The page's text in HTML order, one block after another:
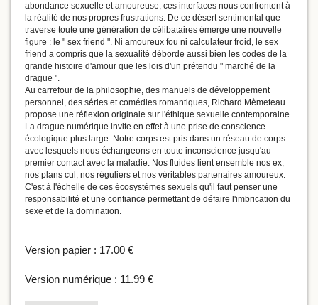
abondance sexuelle et amoureuse, ces interfaces nous confrontent à
la réalité de nos propres frustrations. De ce désert sentimental que
traverse toute une génération de célibataires émerge une nouvelle
figure : le " sex friend ". Ni amoureux fou ni calculateur froid, le sex
friend a compris que la sexualité déborde aussi bien les codes de la
grande histoire d'amour que les lois d'un prétendu " marché de la
drague ".
Au carrefour de la philosophie, des manuels de développement
personnel, des séries et comédies romantiques, Richard Mèmeteau
propose une réflexion originale sur l'éthique sexuelle contemporaine.
La drague numérique invite en effet à une prise de conscience
écologique plus large. Notre corps est pris dans un réseau de corps
avec lesquels nous échangeons en toute inconscience jusqu'au
premier contact avec la maladie. Nos fluides lient ensemble nos ex,
nos plans cul, nos réguliers et nos véritables partenaires amoureux.
C'est à l'échelle de ces écosystèmes sexuels qu'il faut penser une
responsabilité et une confiance permettant de défaire l'imbrication du
sexe et de la domination.
Version papier : 17.00 €
Version numérique : 11.99 €